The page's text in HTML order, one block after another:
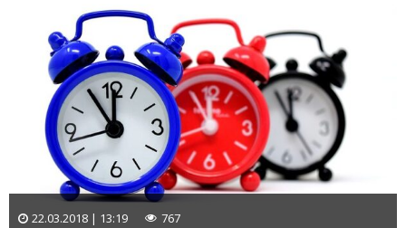
22.03.2018 | 13:19 767